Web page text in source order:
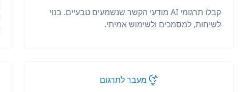
קבלו תרגומי AI מודעי הקשר שנשמעים טבעיים. בנוי
לשיחות, למסמכים ולשימוש אמיתי.
מעבר לתרגום